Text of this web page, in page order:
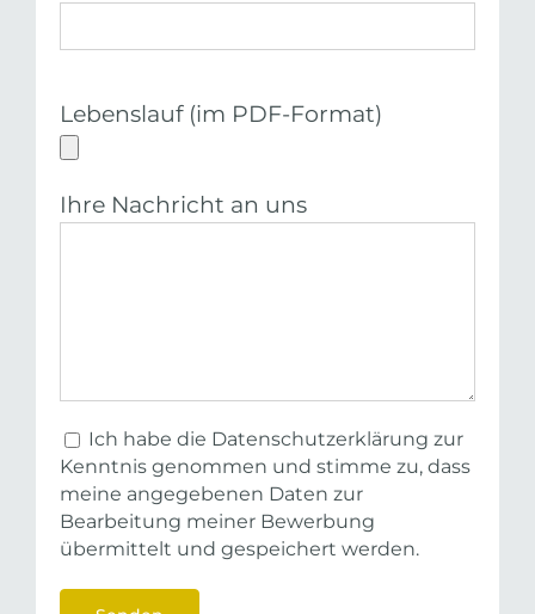
Lebenslauf (im PDF-Format)
Ihre Nachricht an uns
Ich habe die Datenschutzerklärung zur
Kenntnis genommen und stimme zu, dass
meine angegebenen Daten zur
Bearbeitung meiner Bewerbung
übermittelt und gespeichert werden.